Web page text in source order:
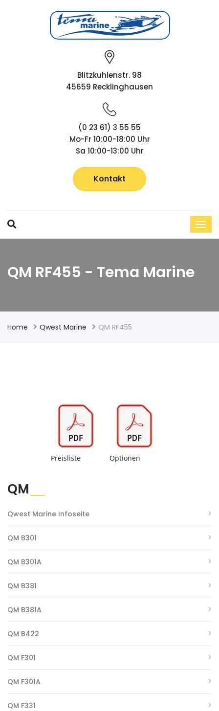
Blitzkuhlenstr. 98
45659 Recklinghausen
(0 23 61) 3 55 55
Mo-Fr 10:00-18:00 Uhr
Sa 10:00-13:00 Uhr
Kontakt
QM RF455 - Tema Marine
Home Qwest Marine QM RF455
Preisliste Optionen
QM
Qwest Marine Infoseite
QM B301
QM B301A
QM B381
QM B381A
QM B422
QM F301
QM F301A
QM F331